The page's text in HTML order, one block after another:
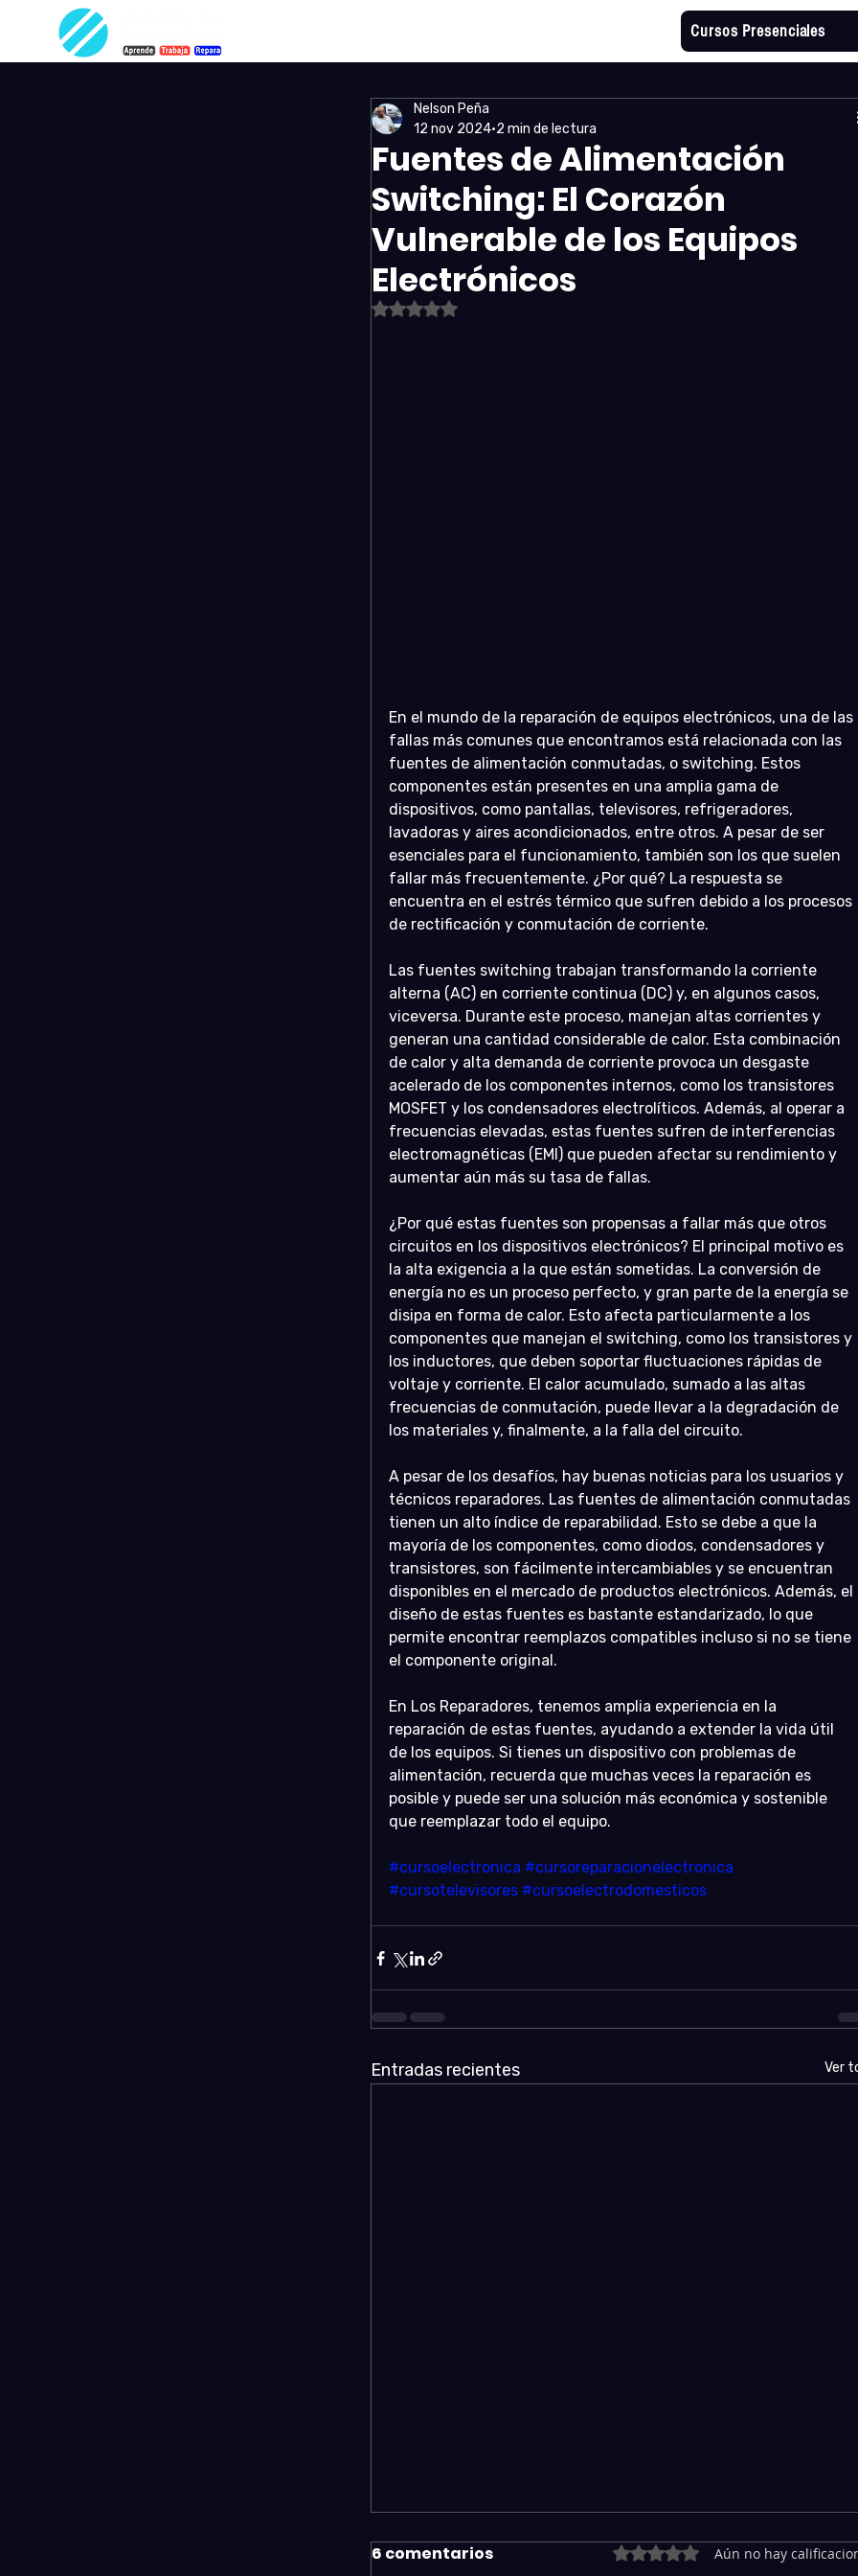
Cursos Presenciales
Fuentes de Alimentación
Switching: El Corazón
Vulnerable de los Equipos
Electrónicos
Nelson Peña
12 nov 2024 2 min de lectura
Obtuvo NaN de 5 estrellas.
En el mundo de la reparación de equipos electrónicos, una de las
fallas más comunes que encontramos está relacionada con las
fuentes de alimentación conmutadas, o switching. Estos
componentes están presentes en una amplia gama de
dispositivos, como pantallas, televisores, refrigeradores,
lavadoras y aires acondicionados, entre otros. A pesar de ser
esenciales para el funcionamiento, también son los que suelen
fallar más frecuentemente. ¿Por qué? La respuesta se
encuentra en el estrés térmico que sufren debido a los procesos
de rectificación y conmutación de corriente.
Las fuentes switching trabajan transformando la corriente
alterna (AC) en corriente continua (DC) y, en algunos casos,
viceversa. Durante este proceso, manejan altas corrientes y
generan una cantidad considerable de calor. Esta combinación
de calor y alta demanda de corriente provoca un desgaste
acelerado de los componentes internos, como los transistores
MOSFET y los condensadores electrolíticos. Además, al operar a
frecuencias elevadas, estas fuentes sufren de interferencias
electromagnéticas (EMI) que pueden afectar su rendimiento y
aumentar aún más su tasa de fallas.
¿Por qué estas fuentes son propensas a fallar más que otros
circuitos en los dispositivos electrónicos? El principal motivo es
la alta exigencia a la que están sometidas. La conversión de
energía no es un proceso perfecto, y gran parte de la energía se
disipa en forma de calor. Esto afecta particularmente a los
componentes que manejan el switching, como los transistores y
los inductores, que deben soportar fluctuaciones rápidas de
voltaje y corriente. El calor acumulado, sumado a las altas
frecuencias de conmutación, puede llevar a la degradación de
los materiales y, finalmente, a la falla del circuito.
A pesar de los desafíos, hay buenas noticias para los usuarios y
técnicos reparadores. Las fuentes de alimentación conmutadas
tienen un alto índice de reparabilidad. Esto se debe a que la
mayoría de los componentes, como diodos, condensadores y
transistores, son fácilmente intercambiables y se encuentran
disponibles en el mercado de productos electrónicos. Además, el
diseño de estas fuentes es bastante estandarizado, lo que
permite encontrar reemplazos compatibles incluso si no se tiene
el componente original.
En Los Reparadores, tenemos amplia experiencia en la
reparación de estas fuentes, ayudando a extender la vida útil
de los equipos. Si tienes un dispositivo con problemas de
alimentación, recuerda que muchas veces la reparación es
posible y puede ser una solución más económica y sostenible
que reemplazar todo el equipo.
#cursoelectronica #cursoreparacionelectronica
#cursotelevisores #cursoelectrodomesticos
Entradas recientes Ver
6 comentarios Obtuvo 0 de 5 estrellas.
Aún no hay